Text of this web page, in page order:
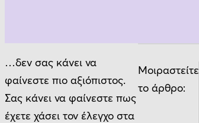
…δεν σας κάνει να
φαίνεστε πιο αξιόπιστος.
Σας κάνει να φαίνεστε πως
έχετε χάσει τον έλεγχο στα
Μοιραστείτε
το άρθρο: